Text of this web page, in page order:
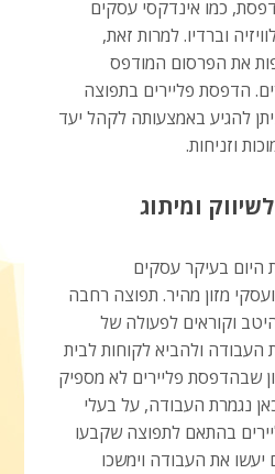
כמו אינדקסי עסקים
וברדיו. למרות זאת,
את הפרסום המודפס
הדפסת פליירים בתפוצה
להגיע באמצעותה לקהל יעד
וזניחות.
ומיתוג
בעיקר עסקים
מזון מהיר. תפוצה רחבה
וקוראים לפעולה של
ולהביא לקוחות לבית
שבהדפסת פליירים לא מספיק
נגמרת העבודה, על בעלי
בהתאם לתפוצה שקבעו
יעשו את העבודה וימשכו